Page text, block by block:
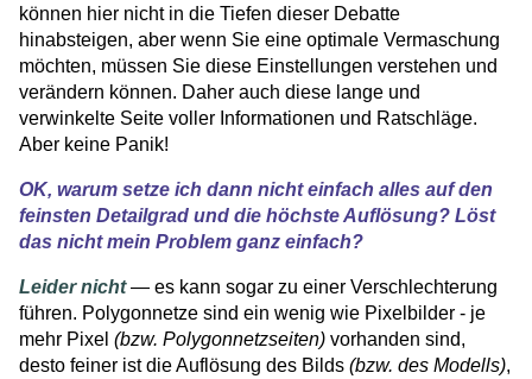
können hier nicht in die Tiefen dieser Debatte
hinabsteigen, aber wenn Sie eine optimale Vermaschung
möchten, müssen Sie diese Einstellungen verstehen und
verändern können. Daher auch diese lange und
verwinkelte Seite voller Informationen und Ratschläge.
Aber keine Panik!
OK, warum setze ich dann nicht einfach alles auf den
feinsten Detailgrad und die höchste Auflösung? Löst
das nicht mein Problem ganz einfach?
Leider nicht— es kann sogar zu einer Verschlechterung
führen. Polygonnetze sind ein wenig wie Pixelbilder - je
mehr Pixel (bzw. Polygonnetzseiten) vorhanden sind,
desto feiner ist die Auflösung des Bilds (bzw. des Modells),